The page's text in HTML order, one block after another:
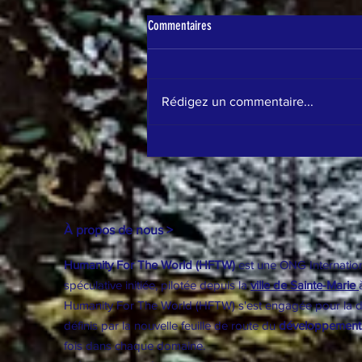
impératif pour transformer le monde
Commentaires
Rédigez un commentaire...
À propos de nous >
Humanity For The World (HFTW)est une ONG
spéculative initiée, pilotée depuis laville de Sainte-Marie
Humanity For The World (HFTW) s'est engagée pour
définis par la nouvelle feuille de route du
fois dans chaque domaine.